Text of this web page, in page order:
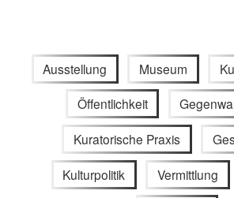
Ausstellung Museum
Öffentlichkeit
Kuratorische Praxis
Kulturpolitik Vermittlung